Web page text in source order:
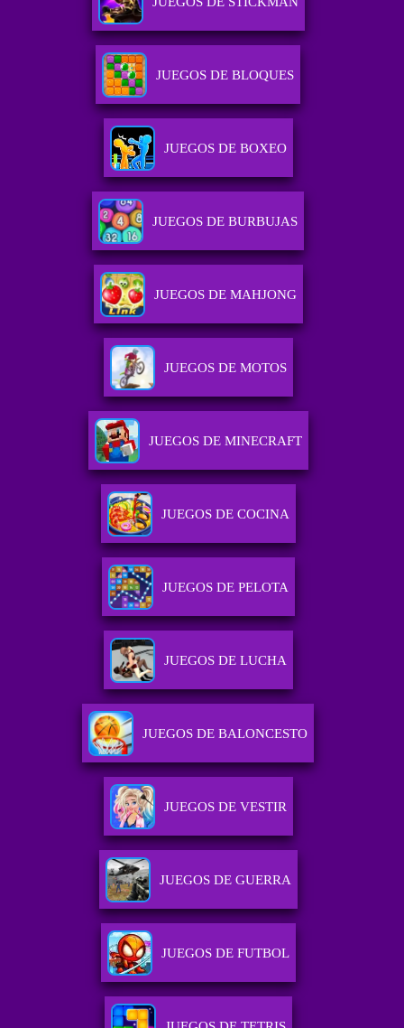
JUEGOS DE BLOQUES
JUEGOS DE BOXEO
JUEGOS DE BURBUJAS
JUEGOS DE MAHJONG
JUEGOS DE MOTOS
JUEGOS DE MINECRAFT
JUEGOS DE COCINA
JUEGOS DE PELOTA
JUEGOS DE LUCHA
JUEGOS DE BALONCESTO
JUEGOS DE VESTIR
JUEGOS DE GUERRA
JUEGOS DE FUTBOL